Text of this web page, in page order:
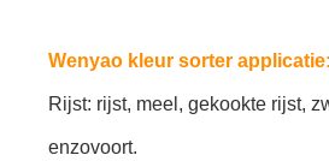
Wenyao kleur sorter applicatie:
Rijst: rijst, meel, gekookte rijst,
enzovoort.